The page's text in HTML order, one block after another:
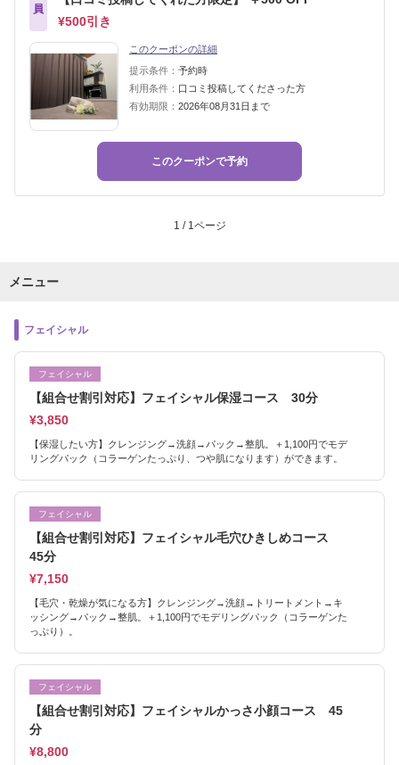
員
¥500引き
このクーポンの詳細
提示条件： 予約時
利用条件： 口コミ投稿してくださった方
有効期限： 2026年08月31日まで
このクーポンで予約
1 / 1ページ
メニュー
フェイシャル
フェイシャル
【組合せ割引対応】フェイシャル保湿コース 30分
¥3,850
【保湿したい方】クレンジング→洗顔→パック→整肌。＋1,100円でモデ
リングパック（コラーゲンたっぷり、つや肌になります）ができます。
フェイシャル
【組合せ割引対応】フェイシャル毛穴ひきしめコース
45分
¥7,150
【毛穴・乾燥が気になる方】クレンジング→洗顔→トリートメント→キ
ッシング→パック→整肌。＋1,100円でモデリングパック（コラーゲンた
っぷり）。
フェイシャル
【組合せ割引対応】フェイシャルかっさ小顔コース 45
分
¥8,800